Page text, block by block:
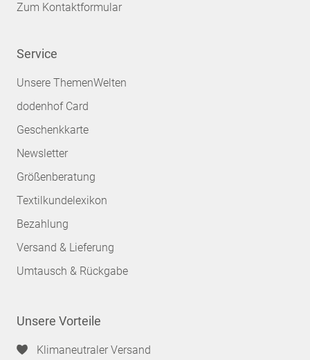
Zum Kontaktformular
Service
Unsere ThemenWelten
dodenhof Card
Geschenkkarte
Newsletter
Größenberatung
Textilkundelexikon
Bezahlung
Versand & Lieferung
Umtausch & Rückgabe
Unsere Vorteile
Klimaneutraler Versand